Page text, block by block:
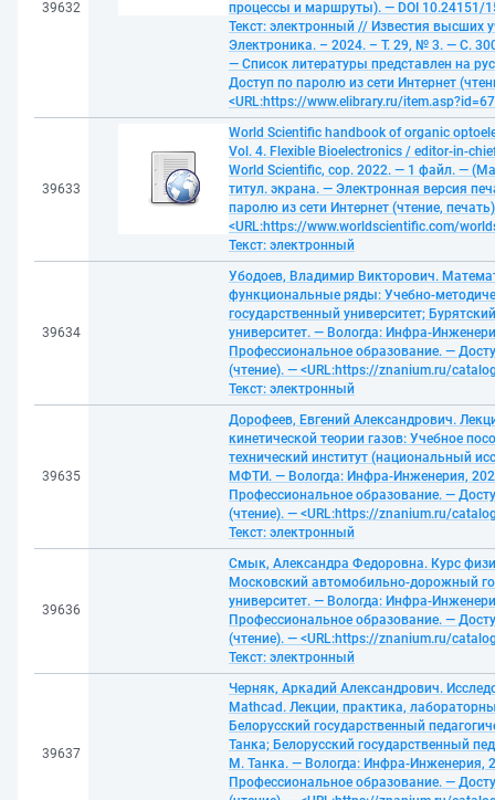
39632
процессы и маршруты). — DOI 10.24151/
Текст: электронный // Известия высших
Электроника. – 2024. – Т. 29, № 3. — С.
— Список литературы представлен на
Доступ по паролю из сети Интернет
<URL:https://www.elibrary.ru/
39633
World Scientific handbook of organic
Vol. 4. Flexible Bioelectronics / editor-in-
World Scientific, cop. 2022. — 1 файл. —
титул. экрана. — Электронная версия
паролю из сети Интернет (чтение,
<URL:https://www.worldscientific.com/
Текст: электронный
39634
Убодоев, Владимир Викторович.
функциональные ряды: Учебно-
государственный университет;
университет. — Вологда: Инфра-
Профессиональное образование. —
(чтение). — <URL:https://znanium.ru/
Текст: электронный
39635
Дорофеев, Евгений Александрович.
кинетической теории газов: Учебное
технический институт (национальный
МФТИ. — Вологда: Инфра-Инженерия,
Профессиональное образование. —
(чтение). — <URL:https://znanium.ru/
Текст: электронный
39636
Смык, Александра Федоровна. Курс
Московский автомобильно-дорожный
университет. — Вологда: Инфра-
Профессиональное образование. —
(чтение). — <URL:https://znanium.ru/
Текст: электронный
39637
Черняк, Аркадий Александрович.
Mathcad. Лекции, практика,
Белорусский государственный
Танка; Белорусский государственный
М. Танка. — Вологда: Инфра-Инженерия,
Профессиональное образование. —